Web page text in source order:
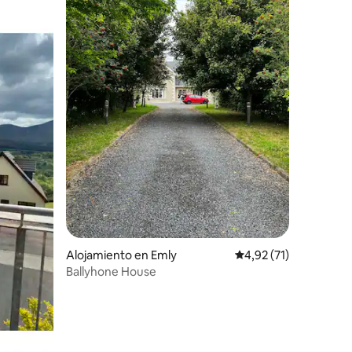
Alojamiento en Emly Calificación
4,92 (71)
Ballyhone House